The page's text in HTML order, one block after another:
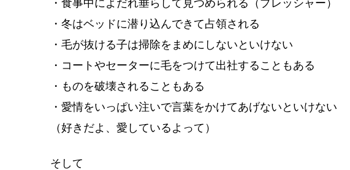
・食事中によだれ垂らして見つめられる（プレッシャー）
・冬はベッドに潜り込んできて占領される
・毛が抜ける子は掃除をまめにしないといけない
・コートやセーターに毛をつけて出社することもある
・ものを破壊されることもある
・愛情をいっぱい注いで言葉をかけてあげないといけない
（好きだよ、愛しているよって）
そして